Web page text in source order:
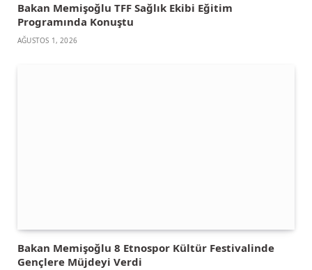
Bakan Memişoğlu TFF Sağlık Ekibi Eğitim
Programında Konuştu
AĞUSTOS 1, 2026
Bakan Memişoğlu 8 Etnospor Kültür Festivalinde
Gençlere Müjdeyi Verdi